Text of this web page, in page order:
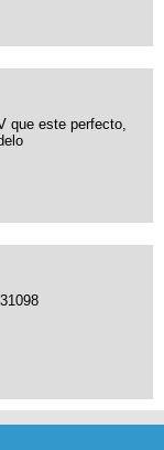
que este perfecto,